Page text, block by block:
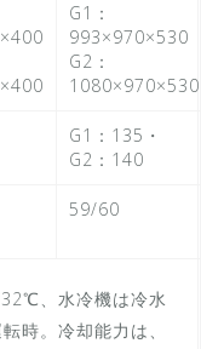
G1：
993×970×530
G2：
1080×970×530
G1：135・
G2：140
59/60
、水冷機は冷水
時。冷却能力は、